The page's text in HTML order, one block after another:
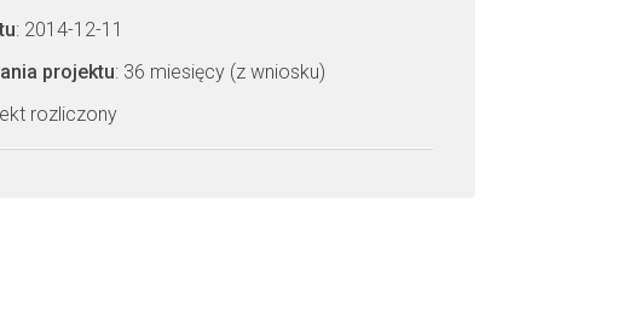
: 2014-12-11
projektu: 36 miesięcy (z wniosku)
rozliczony